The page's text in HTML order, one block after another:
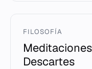
FILOSOFÍA
Descartes